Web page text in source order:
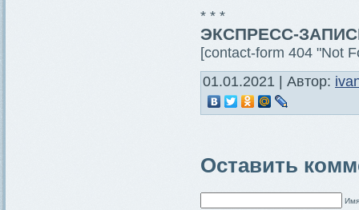
* * *
ЭКСПРЕСС-
[contact-form 404 "Not
01.01.2021 | Автор:
Оставить